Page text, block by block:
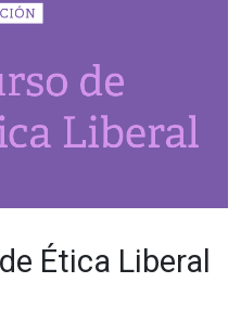
Ética Liberal